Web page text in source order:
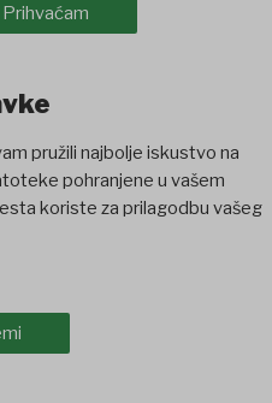
Prihvaćam
pružili najbolje iskustvo na
pohranjene u vašem
koriste za prilagodbu vašeg